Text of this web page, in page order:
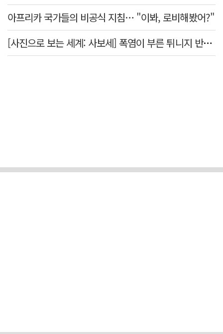
아프리카 국가들의 비공식 지침… "이봐, 로비해봤어?"
[사진으로 보는 세계: 사보세] 폭염이 부른 튀니지 반정부 시위